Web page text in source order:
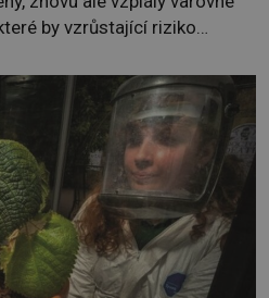
by vzrůstající riziko
pouze vzdáleného
klimatem, vysušenou
zásahů se z nich stává